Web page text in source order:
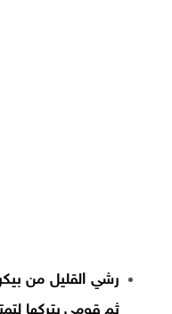
رشي القليل من
ثم قومي بتركها